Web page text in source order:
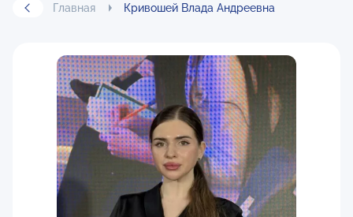
Главная Кривошей Влада Андреевна